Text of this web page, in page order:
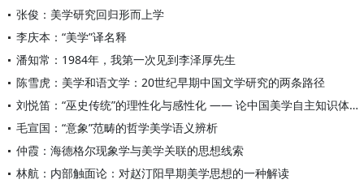
张俊：美学研究回归形而上学
李庆本：“美学”译名释
潘知常：1984年，我第一次见到李泽厚先生
陈雪虎：美学和语文学：20世纪早期中国文学研究的两条路径
刘悦笛：“巫史传统”的理性化与感性化 —— 论中国美学自主知识体系的创构
毛宣国：“意象”范畴的哲学美学语义辨析
仲霞：海德格尔现象学与美学关联的思想线索
林航：内部触面论：对赵汀阳早期美学思想的一种解读